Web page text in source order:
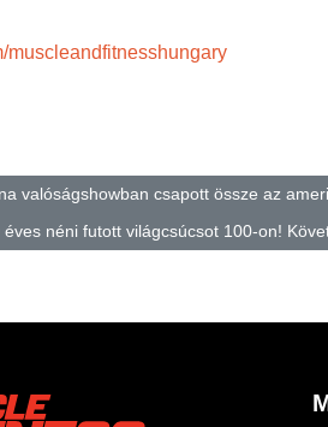
muscleandfitnesshungary
valóságshowban csapott össze az
néni futott világcsúcsot 100-on!